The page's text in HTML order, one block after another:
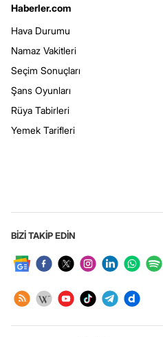
Haberler.com
Hava Durumu
Namaz Vakitleri
Seçim Sonuçları
Şans Oyunları
Rüya Tabirleri
Yemek Tarifleri
BİZİ TAKİP EDİN